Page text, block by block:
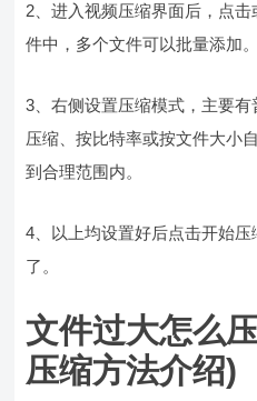
2、进入视频压缩界面后，点
件中，多个文件可以批量添加。
3、右侧设置压缩模式，主要
压缩、按比特率或按文件大小
到合理范围内。
4、以上均设置好后点击开始
了。
文件过大怎么
压缩方法介绍)